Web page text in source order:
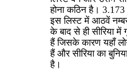
होना कठिन है।
इस लिस्ट में आठवें
के बाद से ही सीरिया
हैं जिसके कारण यहाँ
हैं और सीरिया का
है।